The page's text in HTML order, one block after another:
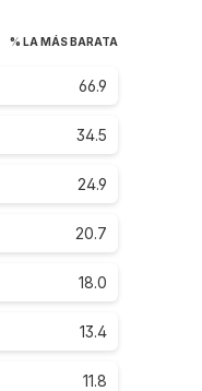
% LA MÁS BARATA
66.9
34.5
24.9
20.7
18.0
13.4
11.8